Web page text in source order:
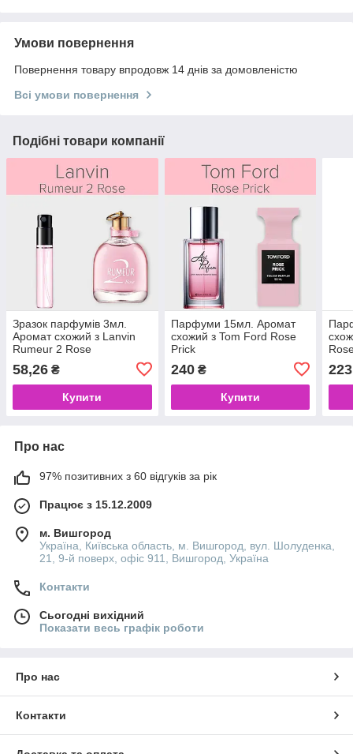
Умови повернення
Повернення товару впродовж 14 днів за домовленістю
Всі умови повернення
Подібні товари компанії
Зразок парфумів 3мл.
Аромат схожий з Lanvin
Rumeur 2 Rose
58,26 ₴
Купити
Парфуми 15мл. Аромат
схожий з Tom Ford Rose
Prick
240₴
Купити
223
Про нас
97% позитивних з 60 відгуків за рік
Працює з 15.12.2009
м. Вишгород
Україна, Київська область, м. Вишгород, вул. Шолуденка,
21, 9-й поверх, офіс 911, Вишгород, Україна
Контакти
Сьогодні вихідний
Показати весь графік роботи
Про нас
Контакти